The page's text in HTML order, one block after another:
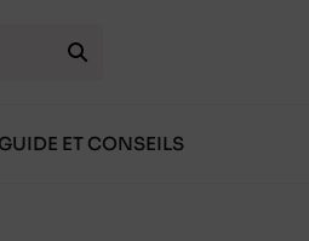
GUIDE ET CONSEILS